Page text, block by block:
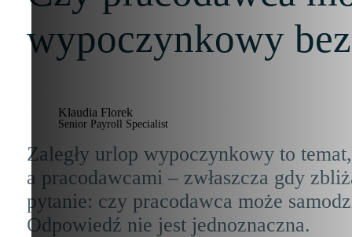
wypoczynkowy
Klaudia Florek
Senior Payroll Specialist
Zaległy urlop wypoczynkowy to
a pracodawcami – zwłaszcza gdy
pytanie: czy pracodawca może
Odpowiedź nie jest jednoznaczna.